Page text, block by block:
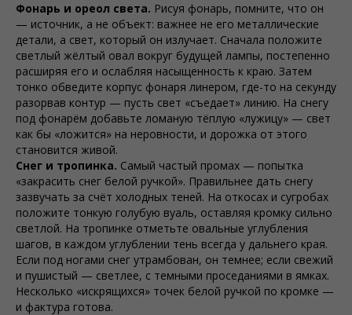
Фонарь и ореол света. Рисуя фонарь, помните, что он
— источник, а не объект: важнее не его металлические
детали, а свет, который он излучает. Сначала положите
светлый жёлтый овал вокруг будущей лампы, постепенно
расширяя его и ослабляя насыщенность к краю. Затем
тонко обведите корпус фонаря линером, где-то на секунду
разорвав контур — пусть свет «съедает» линию. На снегу
под фонарём добавьте ломаную тёплую «лужицу» — свет
как бы «ложится» на неровности, и дорожка от этого
становится живой.
Снег и тропинка. Самый частый промах — попытка
«закрасить снег белой ручкой». Правильнее дать снегу
зазвучать за счёт холодных теней. На откосах и сугробах
положите тонкую голубую вуаль, оставляя кромку сильно
светлой. На тропинке отметьте овальные углубления
шагов, в каждом углублении тень всегда у дальнего края.
Если под ногами снег утрамбован, он темнее; если свежий
и пушистый — светлее, с темными проседаниями в ямках.
Несколько «искрящихся» точек белой ручкой по кромке —
и фактура готова.